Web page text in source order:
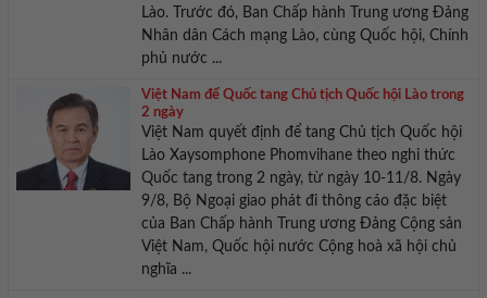
Lào. Trước đó, Ban Chấp hành Trung ương Đảng
Nhân dân Cách mạng Lào, cùng Quốc hội, Chính
phủ nước ...
Việt Nam để Quốc tang Chủ tịch Quốc hội Lào trong
2 ngày
Việt Nam quyết định để tang Chủ tịch Quốc hội
Lào Xaysomphone Phomvihane theo nghi thức
Quốc tang trong 2 ngày, từ ngày 10-11/8. Ngày
9/8, Bộ Ngoại giao phát đi thông cáo đặc biệt
của Ban Chấp hành Trung ương Đảng Cộng sản
Việt Nam, Quốc hội nước Cộng hoà xã hội chủ
nghĩa ...